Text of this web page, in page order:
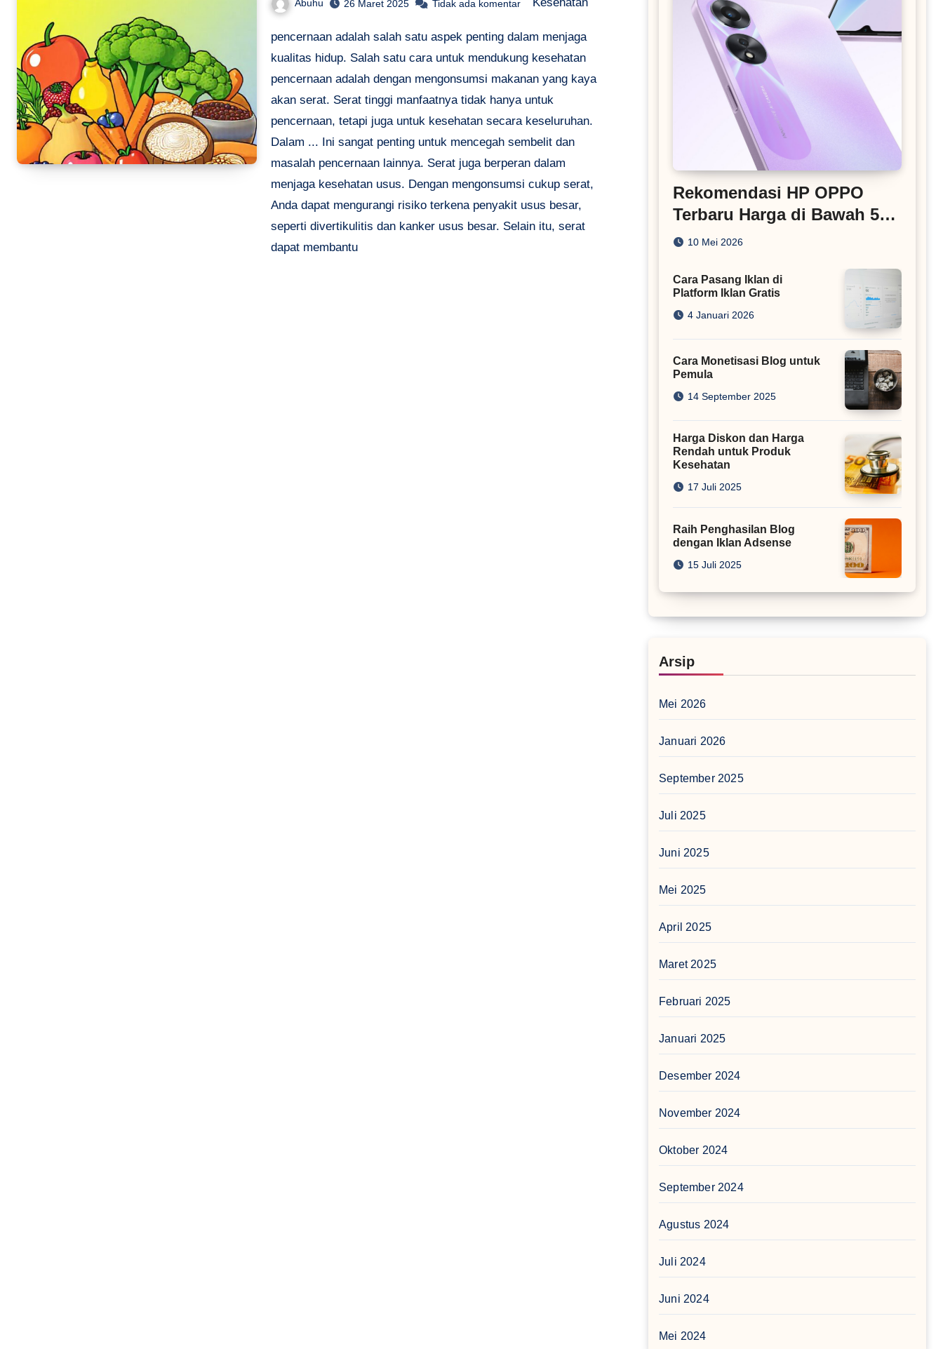
Abuhu 26 Maret 2025 Tidak ada komentar
pencernaan adalah salah satu aspek penting dalam menjaga
kualitas hidup. Salah satu cara untuk mendukung kesehatan
pencernaan adalah dengan mengonsumsi makanan yang kaya
akan serat. Serat tinggi manfaatnya tidak hanya untuk
pencernaan, tetapi juga untuk kesehatan secara keseluruhan.
Dalam ... Ini sangat penting untuk mencegah sembelit dan
masalah pencernaan lainnya. Serat juga berperan dalam
menjaga kesehatan usus. Dengan mengonsumsi cukup serat,
Anda dapat mengurangi risiko terkena penyakit usus besar,
seperti divertikulitis dan kanker usus besar. Selain itu, serat
dapat membantu
Rekomendasi HP OPPO
Terbaru Harga di Bawah 5
Juta
10 Mei 2026
Cara Pasang Iklan di
Platform Iklan Gratis
4 Januari 2026
Cara Monetisasi Blog untuk
Pemula
14 September 2025
Harga Diskon dan Harga
Rendah untuk Produk
Kesehatan
17 Juli 2025
Raih Penghasilan Blog
dengan Iklan Adsense
15 Juli 2025
Arsip
Mei 2026
Januari 2026
September 2025
Juli 2025
Juni 2025
Mei 2025
April 2025
Maret 2025
Februari 2025
Januari 2025
Desember 2024
November 2024
Oktober 2024
September 2024
Agustus 2024
Juli 2024
Juni 2024
Mei 2024